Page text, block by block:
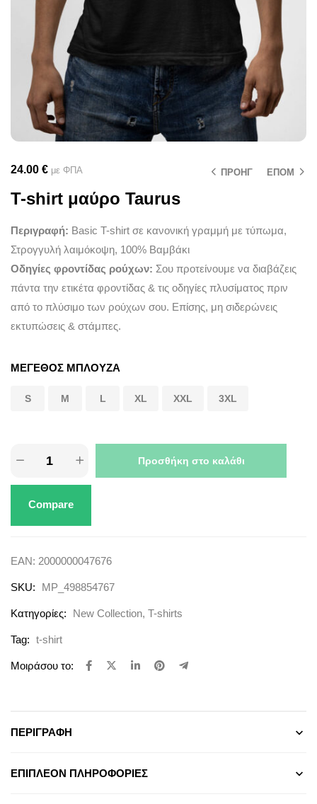
ΠΡΟΗΓ ΕΠΟΜ
24.00 € με ΦΠΑ
T-shirt μαύρο Taurus
Περιγραφή: Basic T-shirt σε κανονική γραμμή με τύπωμα,
Στρογγυλή λαιμόκοψη, 100% Βαμβάκι
Οδηγίες φροντίδας ρούχων: Σου προτείνουμε να διαβάζεις
πάντα την ετικέτα φροντίδας & τις οδηγίες πλυσίματος πριν
από το πλύσιμο των ρούχων σου. Επίσης, μη σιδερώνεις
εκτυπώσεις & στάμπες.
ΜΕΓΕΘΟΣ ΜΠΛΟΥΖΑ
S M L XL XXL 3XL
Προσθήκη στο καλάθι
Compare
EAN: 2000000047676
SKU: MP_498854767
Κατηγορίες: New Collection, T-shirts
Tag: t-shirt
Μοιράσου το:
ΠΕΡΙΓΡΑΦΉ
ΕΠΙΠΛΈΟΝ ΠΛΗΡΟΦΟΡΊΕΣ